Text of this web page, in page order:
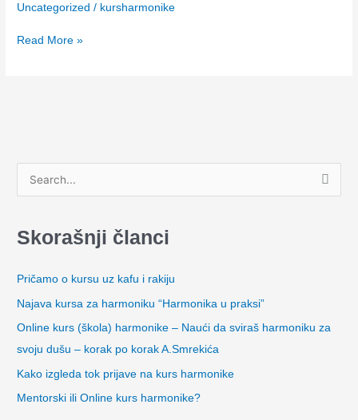
Uncategorized / kursharmonike
Read More »
a
z
a
:
Skorašnji članci
Pričamo o kursu uz kafu i rakiju
Najava kursa za harmoniku “Harmonika u praksi”
Online kurs (škola) harmonike – Naući da sviraš harmoniku za
svoju dušu – korak po korak A.Smrekića
Kako izgleda tok prijave na kurs harmonike
Mentorski ili Online kurs harmonike?